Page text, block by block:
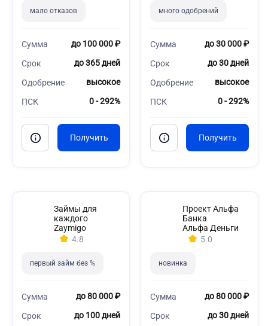
мало отказов
Сумма до 100 000 ₽
Срок до 365 дней
Одобрение высокое
ПСК 0 - 292%
много одобрений
Сумма до 30 000 ₽
Срок до 30 дней
Одобрение высокое
ПСК 0 - 292%
Займы для
каждого
Zaymigo
4.8
первый займ без %
Сумма до 80 000 ₽
Срок до 100 дней
Проект Альфа
Банка
Альфа Деньги
5.0
новинка
Сумма до 80 000 ₽
Срок до 30 дней